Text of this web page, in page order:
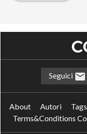
Seguici
About Autori Tags
Terms&Conditions